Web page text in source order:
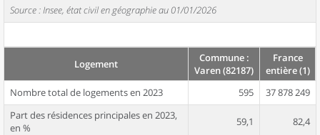
Source : Insee, état civil en géographie au 01/01/2026
Logement
Commune :
Varen (82187)
France
entière (1)
Nombre total de logements en 2023
595
37 878 249
Part des résidences principales en 2023,
en %
59,1 82,4